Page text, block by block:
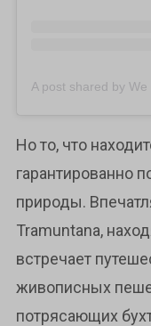
A post shared by We
Но то, что
гарантированно
природы.
Tramuntana,
встречает
живописных
потрясающих